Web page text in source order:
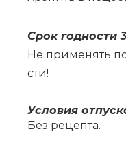
Срок год­но­сти
Не при­ме­нять
сти!
Усло­вия
Без ре­цеп­та.